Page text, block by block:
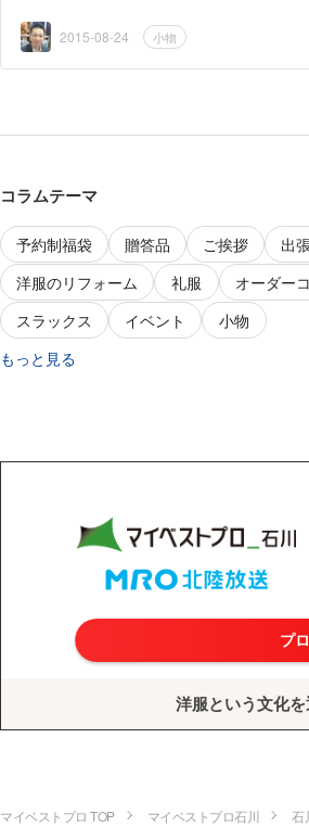
2015-08-24 小物
コラムテーマ
予約制福袋 贈答品 ご挨拶 出
洋服のリフォーム
礼服 オーダー
スラックス
イベント
小物
もっと見る
プ
洋服という文化
マイベストプロ TOP マイベストプロ石川 石